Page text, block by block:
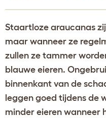
Staartloze araucanas
maar wanneer ze
zullen ze tammer
blauwe eieren.
binnenkant van de
leggen goed tijdens de
minder eieren wanneer